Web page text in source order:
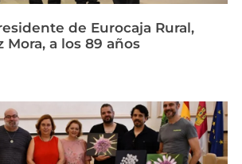
de Eurocaja Rural,
Mora, a los 89 años